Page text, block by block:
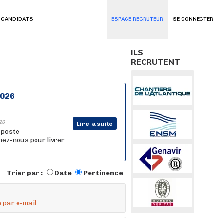
SE CONNECTER
CANDIDATS ESPACE RECRUTEUR
Lire la suite
poste
nous pour livrer
Trier par : Date Pertinence
par e-mail
ILS
RECRUTENT